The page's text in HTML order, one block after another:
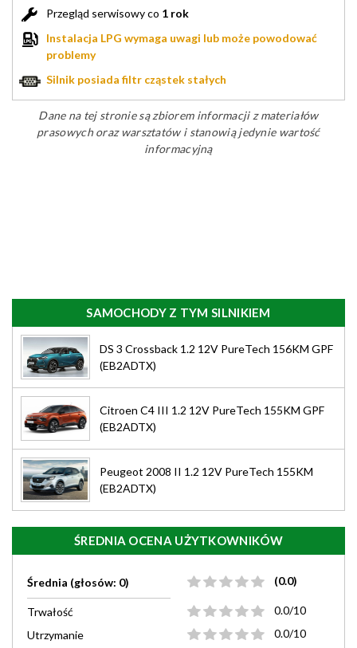
Przegląd serwisowy co 1 rok
Instalacja LPG wymaga uwagi lub może powodować
problemy
Silnik posiada filtr cząstek stałych
Dane na tej stronie są zbiorem informacji z materiałów
prasowych oraz warsztatów i stanowią jedynie wartość
informacyjną
SAMOCHODY Z TYM SILNIKIEM
DS 3 Crossback 1.2 12V PureTech 156KM GPF
(EB2ADTX)
Citroen C4 III 1.2 12V PureTech 155KM GPF
(EB2ADTX)
Peugeot 2008 II 1.2 12V PureTech 155KM
(EB2ADTX)
ŚREDNIA OCENA UŻYTKOWNIKÓW
Średnia (głosów: 0) (0.0)
Trwałość
0.0/10
Utrzymanie
0.0/10